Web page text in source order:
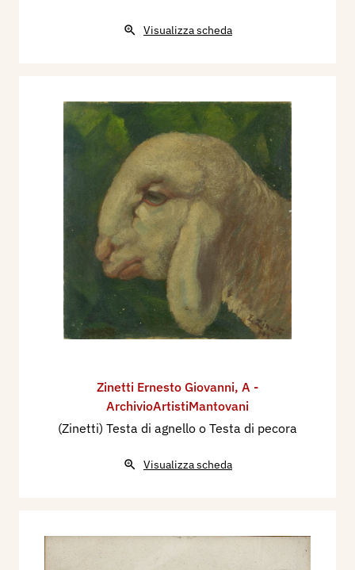
Visualizza scheda
Zinetti Ernesto Giovanni, A -
ArchivioArtistiMantovani
(Zinetti) Testa di agnello o Testa di pecora
Visualizza scheda